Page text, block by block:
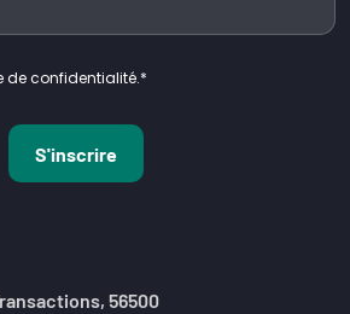
de confidentialité.*
56500